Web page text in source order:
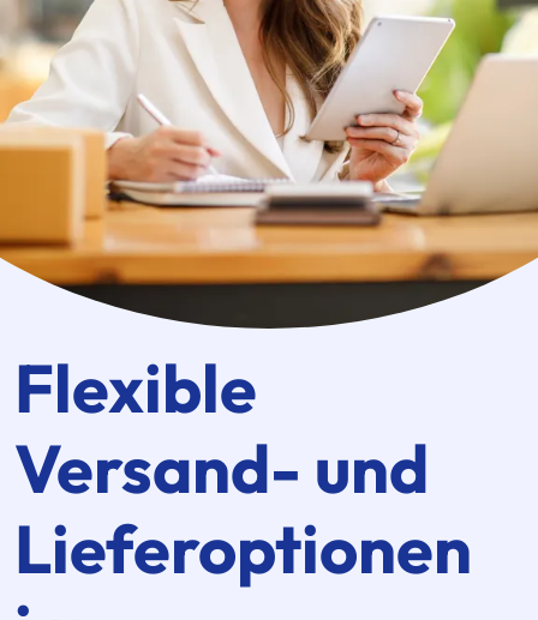
Flexible
Versand- und
Lieferoptionen